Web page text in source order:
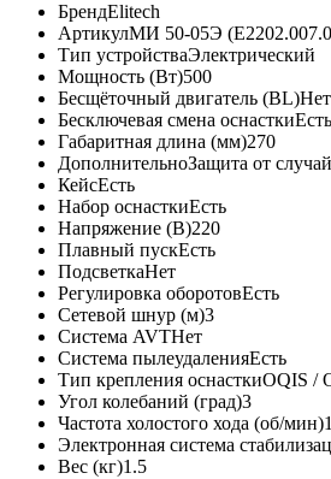
БрендElitech
АртикулМИ 50-05Э
Тип устройстваЭлектрический
Мощность (Вт)500
Бесщёточный двигатель (BL)Нет
Бесключевая смена оснасткиЕсть
Габаритная длина (мм)270
ДополнительноЗащита от
КейсЕсть
Набор оснасткиЕсть
Напряжение (В)220
Плавный пускЕсть
ПодсветкаНет
Регулировка оборотовЕсть
Сетевой шнур (м)3
Система AVTНет
Система пылеудаленияЕсть
Тип крепления оснасткиOQIS /
Угол колебаний (град)3
Частота холостого хода (об/мин)
Электронная система
Вес (кг)1.5